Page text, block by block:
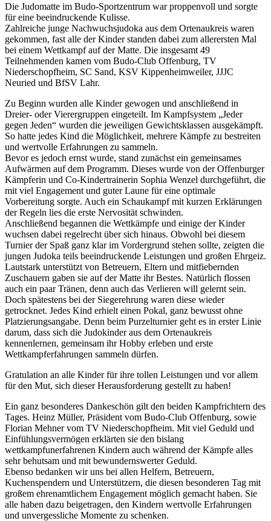
Die Judomatte im Budo-Sportzentrum war proppenvoll und sorgte
für eine beeindruckende Kulisse.
Zahlreiche junge Nachwuchsjudoka aus dem Ortenaukreis waren
gekommen, fast alle der Kinder standen dabei zum allerersten Mal
bei einem Wettkampf auf der Matte. Die insgesamt 49
Teilnehmenden kamen vom Budo-Club Offenburg, TV
Niederschopfheim, SC Sand, KSV Kippenheimweiler, JJJC
Neuried und BfSV Lahr.
Zu Beginn wurden alle Kinder gewogen und anschließend in
Dreier- oder Vierergruppen eingeteilt. Im Kampfsystem „Jeder
gegen Jeden“ wurden die jeweiligen Gewichtsklassen ausgekämpft.
So hatte jedes Kind die Möglichkeit, mehrere Kämpfe zu bestreiten
und wertvolle Erfahrungen zu sammeln.
Bevor es jedoch ernst wurde, stand zunächst ein gemeinsames
Aufwärmen auf dem Programm. Dieses wurde von der Offenburger
Kämpferin und Co-Kindertrainerin Sophia Wenzel durchgeführt, die
mit viel Engagement und guter Laune für eine optimale
Vorbereitung sorgte. Auch ein Schaukampf mit kurzen Erklärungen
der Regeln lies die erste Nervosität schwinden.
Anschließend begannen die Wettkämpfe und einige der Kinder
wuchsen dabei regelrecht über sich hinaus. Obwohl bei diesem
Turnier der Spaß ganz klar im Vordergrund stehen sollte, zeigten die
jungen Judoka teils beeindruckende Leistungen und großen Ehrgeiz.
Lautstark unterstützt von Betreuern, Eltern und mitfiebernden
Zuschauern gaben sie auf der Matte ihr Bestes. Natürlich flossen
auch ein paar Tränen, denn auch das Verlieren will gelernt sein.
Doch spätestens bei der Siegerehrung waren diese wieder
getrocknet. Jedes Kind erhielt einen Pokal, ganz bewusst ohne
Platzierungsangabe. Denn beim Purzelturnier geht es in erster Linie
darum, dass sich die Judokinder aus dem Ortenaukreis
kennenlernen, gemeinsam ihr Hobby erleben und erste
Wettkampferfahrungen sammeln dürfen.
Gratulation an alle Kinder für ihre tollen Leistungen und vor allem
für den Mut, sich dieser Herausforderung gestellt zu haben!
Ein ganz besonderes Dankeschön gilt den beiden Kampfrichtern des
Tages. Heinz Müller, Präsident vom Budo-Club Offenburg, sowie
Florian Mehner vom TV Niederschopfheim. Mit viel Geduld und
Einfühlungsvermögen erklärten sie den bislang
wettkampfunerfahrenen Kindern auch während der Kämpfe alles
sehr behutsam und mit bewundernswerter Geduld.
Ebenso bedanken wir uns bei allen Helfern, Betreuern,
Kuchenspendern und Unterstützern, die diesen besonderen Tag mit
großem ehrenamtlichem Engagement möglich gemacht haben. Sie
alle haben dazu beigetragen, den Kindern wertvolle Erfahrungen
und unvergessliche Momente zu schenken.